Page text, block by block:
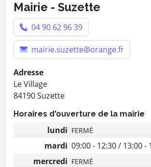
Mairie - Suzette
04 90 62 96 39
mairie.suzette@orange.fr
Adresse
Le Village
84190 Suzette
Horaires d'ouverture de la mairie
lundi FERMÉ
mardi 09:00 - 12:30 / 13:00 -
mercredi FERMÉ